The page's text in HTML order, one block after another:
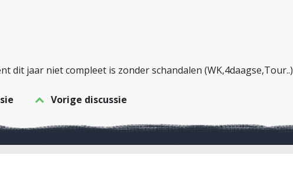
dit jaar niet compleet is zonder schandalen (WK,4daagse,Tour..)
Vorige discussie